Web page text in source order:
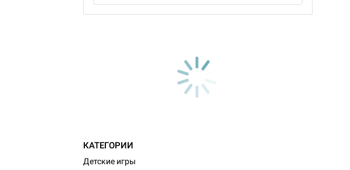
КАТЕГОРИИ
Детские игры